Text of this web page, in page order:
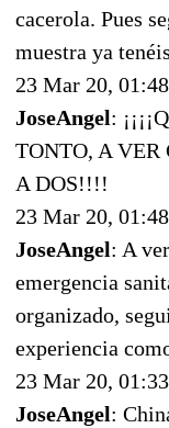
cacerola. Pues
muestra ya
23 Mar 20, 01:48
JoseAngel:
TONTO, A VER
A DOS!!!!
23 Mar 20, 01:48
JoseAngel: A
emergencia
organizado,
experiencia
23 Mar 20, 01:33
JoseAngel: